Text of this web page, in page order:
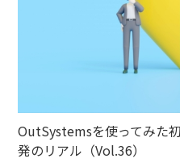
OutSystemsを使ってみた
発のリアル（Vol.36）